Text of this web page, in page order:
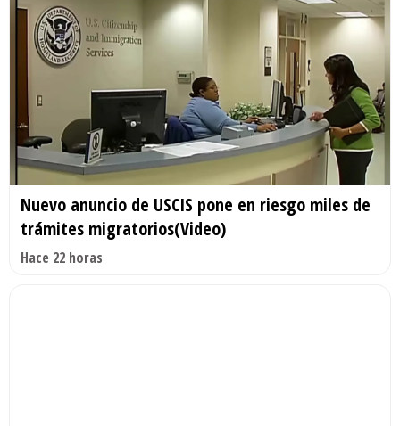
Nuevo anuncio de USCIS pone en riesgo miles de
trámites migratorios(Video)
Hace 22 horas